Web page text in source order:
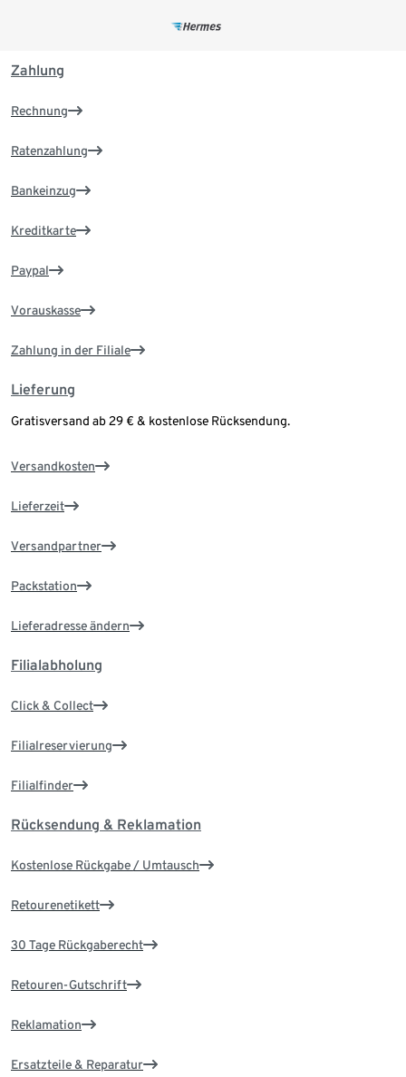
Zahlung
Rechnung
Ratenzahlung
Bankeinzug
Kreditkarte
Paypal
Vorauskasse
Zahlung in der Filiale
Lieferung
Gratisversand ab 29 € & kostenlose Rücksendung.
Versandkosten
Lieferzeit
Versandpartner
Packstation
Lieferadresse ändern
Filialabholung
Click & Collect
Filialreservierung
Filialfinder
Rücksendung & Reklamation
Kostenlose Rückgabe / Umtausch
Retourenetikett
30 Tage Rückgaberecht
Retouren-Gutschrift
Reklamation
Ersatzteile & Reparatur